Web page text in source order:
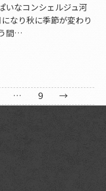
いなコンシェルジュ河
なり秋に季節が変わり
間…
… 9 →